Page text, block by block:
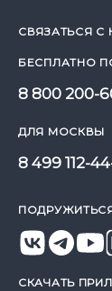
СВЯЗАТЬСЯ С
БЕСПЛАТНО
8 800 200-
ДЛЯ МОСКВЫ
8 499 112-
СКАЧАТЬ